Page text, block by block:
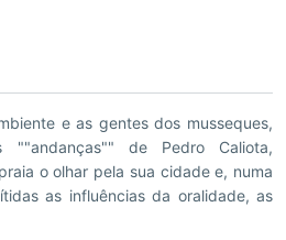
e as gentes dos musseques,
""andanças"" de Pedro Caliota,
o olhar pela sua cidade e, numa
as influências da oralidade, as